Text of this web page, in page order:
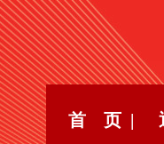
首 页 |